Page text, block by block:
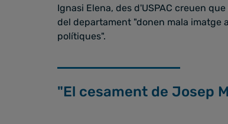
Ignasi Elena, des d'USPAC creuen que
del departament "donen mala imatge
polítiques".
"El cesament de Josep